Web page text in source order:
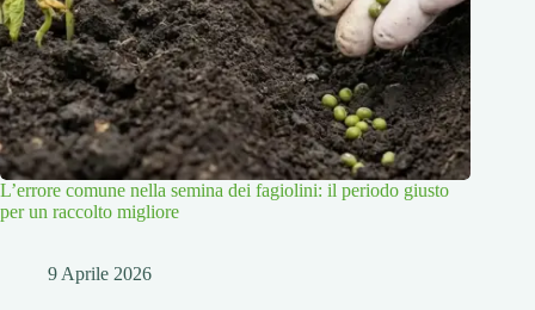
L’errore comune nella semina dei fagiolini: il periodo giusto
per un raccolto migliore
9 Aprile 2026